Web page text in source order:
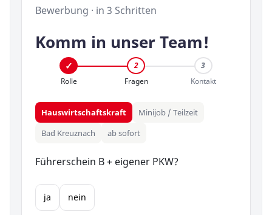
Bewerbung · in 3 Schritten
Komm in unser Team!
Rolle
2
Fragen
3
Kontakt
Hauswirtschaftskraft
Minijob / Teilzeit
Bad Kreuznach
ab sofort
Führerschein B + eigener PKW?
ja nein